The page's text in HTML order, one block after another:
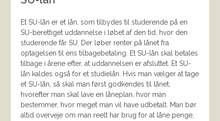
Et SU-lån er et lån, som tilbydes til studerende på en
SU-berettiget uddannelse i løbet af den tid, hvor den
studerende får SU. Der løber renter på lånet fra
optagelsen til ens tilbagebetaling. Et SU-lån skal betales
tilbage i årene efter, at uddannelsen er afsluttet. Et SU-
lån kaldes også for et studielån. Hvis man vælger at tage
et SU-lån, så skal man først godkendes til lånet,
hvorefter man skal lave en låneplan, hvor man
bestemmer, hvor meget man vil have udbetalt. Man bør
altid overveje om man reelt har brug for at låne penge,